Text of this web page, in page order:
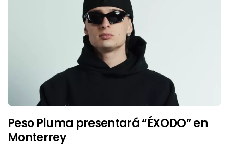
Peso Pluma presentará “ÉXODO” en
Monterrey